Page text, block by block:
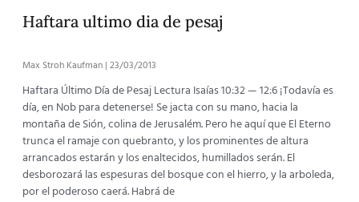
Haftara ultimo dia de pesaj
Max Stroh Kaufman 23/03/2013
Haftara Último Día de Pesaj Lectura Isaías 10:32 — 12:6 ¡Todavía es
día, en Nob para detenerse! Se jacta con su mano, hacia la
montaña de Sión, colina de Jerusalém. Pero he aquí que El Eterno
trunca el ramaje con quebranto, y los prominentes de altura
arrancados estarán y los enaltecidos, humillados serán. El
desborozará las espesuras del bosque con el hierro, y la arboleda,
por el poderoso caerá. Habrá de